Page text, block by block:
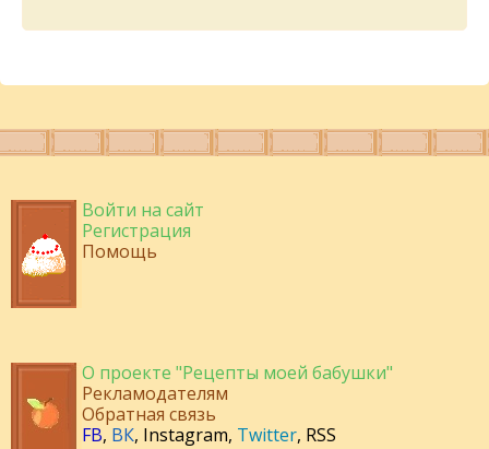
Войти на сайт
Регистрация
Помощь
О проекте "Рецепты моей бабушки"
Рекламодателям
Обратная связь
FB, ВК, Instagram, Twitter, RSS